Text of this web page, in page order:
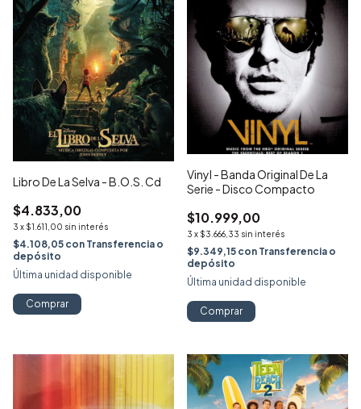
Libro De La Selva - B.O.S. Cd
$4.833,00
3 x $1.611,00 sin interés
$4.108,05 con Transferencia o
depósito
Última unidad disponible
Comprar
Vinyl - Banda Original De La
Serie - Disco Compacto
$10.999,00
3 x $3.666,33 sin interés
$9.349,15 con Transferencia o
depósito
Última unidad disponible
Comprar